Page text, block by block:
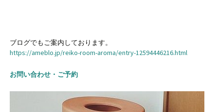
ブログでもご案内しております。
https://ameblo.jp/reiko-room-aroma/entry-12594446216.html
お問い合わせ・ご予約